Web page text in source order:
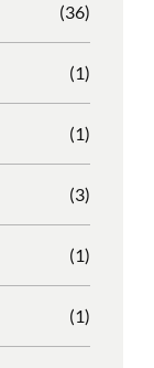
(36)
(1)
(1)
(3)
(1)
(1)